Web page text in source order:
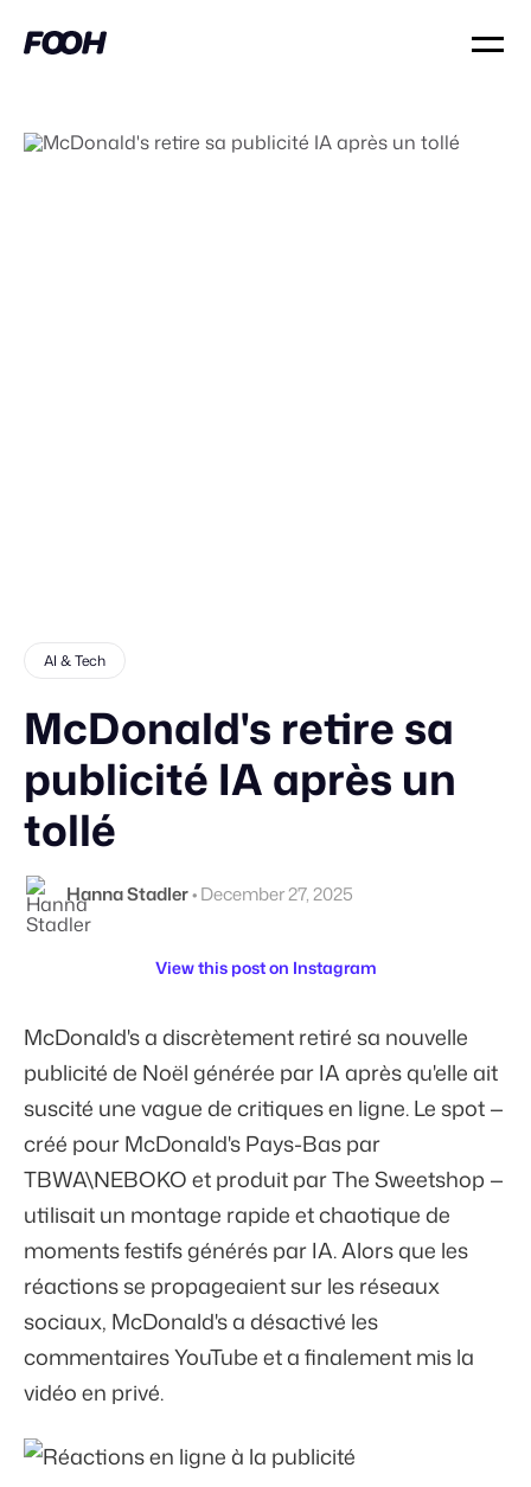
AI & Tech
McDonald's retire sa
publicité IA après un
tollé
Hanna Stadler•December 27, 2025
View this post on Instagram
McDonald's a discrètement retiré sa nouvelle
publicité de Noël générée par IA après qu'elle ait
suscité une vague de critiques en ligne. Le spot —
créé pour McDonald's Pays-Bas par
TBWA\NEBOKO et produit par The Sweetshop —
utilisait un montage rapide et chaotique de
moments festifs générés par IA. Alors que les
réactions se propageaient sur les réseaux
sociaux, McDonald's a désactivé les
commentaires YouTube et a finalement mis la
vidéo en privé.